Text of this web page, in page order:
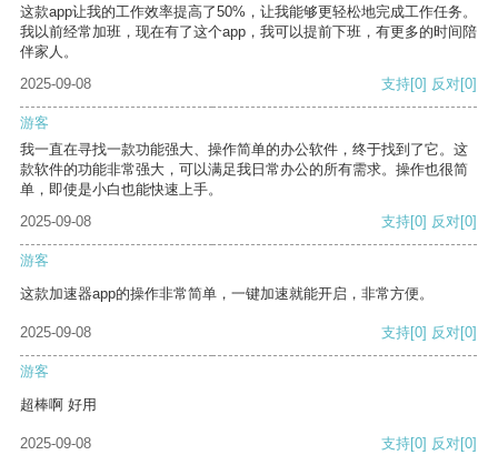
这款app让我的工作效率提高了50%，让我能够更轻松地完成工作任务。
我以前经常加班，现在有了这个app，我可以提前下班，有更多的时间陪
伴家人。
2025-09-08
支持[0] 反对[0]
游客
我一直在寻找一款功能强大、操作简单的办公软件，终于找到了它。这
款软件的功能非常强大，可以满足我日常办公的所有需求。操作也很简
单，即使是小白也能快速上手。
2025-09-08
支持[0] 反对[0]
游客
这款加速器app的操作非常简单，一键加速就能开启，非常方便。
2025-09-08 支持[0] 反对[0]
游客
超棒啊 好用
2025-09-08 支持[0] 反对[0]